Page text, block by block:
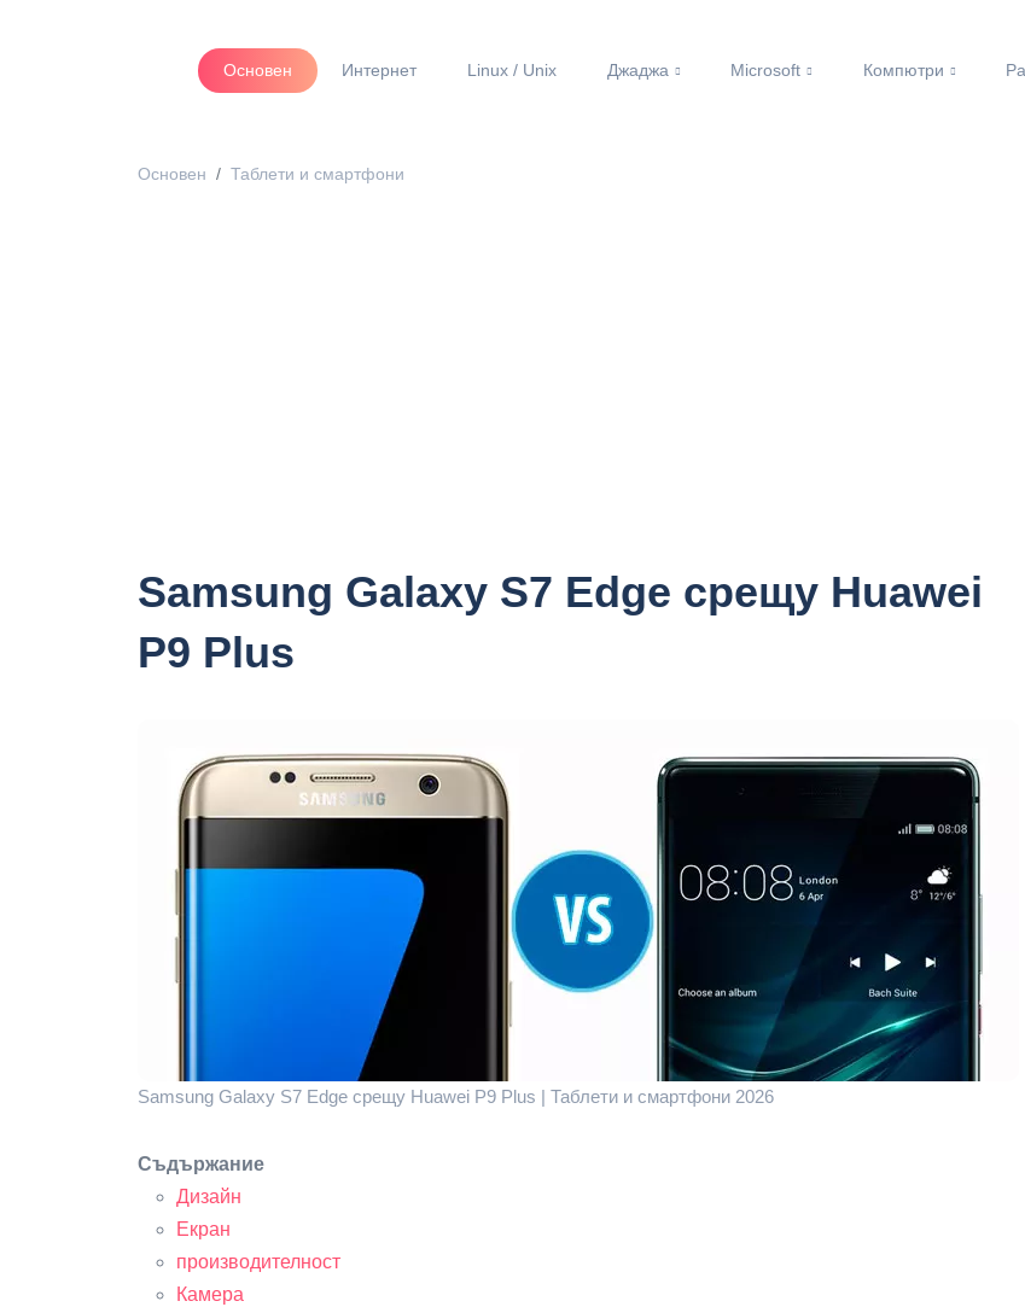
Основен Интернет Linux / Unix Джаджа Microsoft Компютри
Основен Таблети и смартфони
Samsung Galaxy S7 Edge срещу Huawei
P9 Plus
Samsung Galaxy S7 Edge срещу Huawei P9 Plus | Таблети и смартфони 2026
Съдържание
Дизайн
Екран
производителност
Камера